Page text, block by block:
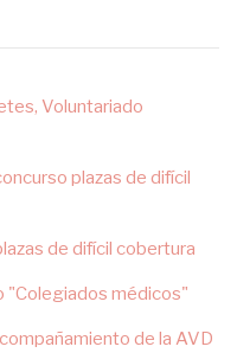
Voluntariado
plazas de difícil
de difícil cobertura
"Colegiados médicos"
de la AVD